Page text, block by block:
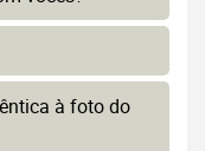
à foto do